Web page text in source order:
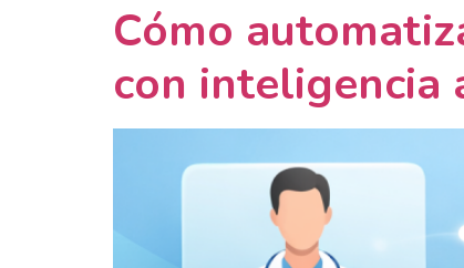
Cómo
con inteligencia